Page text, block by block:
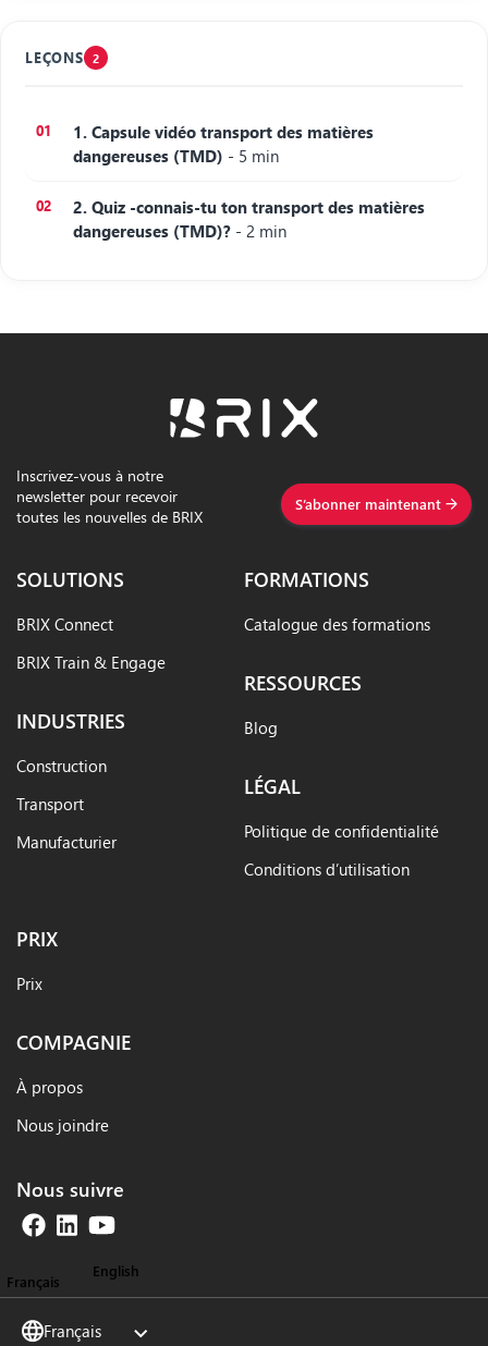
LEÇONS 2
1. Capsule vidéo transport des matières
dangereuses (TMD) - 5 min
2. Quiz -connais-tu ton transport des matières
dangereuses (TMD)? - 2 min
Inscrivez-vous à notre
newsletter pour recevoir
toutes les nouvelles de BRIX
S’abonner maintenant
SOLUTIONS
BRIX Connect
BRIX Train & Engage
INDUSTRIES
Construction
Transport
Manufacturier
FORMATIONS
Catalogue des formations
RESSOURCES
Blog
LÉGAL
Politique de confidentialité
Conditions d’utilisation
PRIX
Prix
COMPAGNIE
À propos
Nous joindre
Nous suivre
Français
Français
English